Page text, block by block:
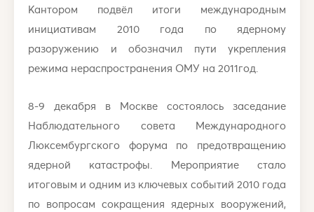
Кантором подвёл итоги международным
инициативам 2010 года по ядерному
разоружению и обозначил пути укрепления
режима нераспространения ОМУ на 2011год.
8-9 декабря в Москве состоялось заседание
Наблюдательного совета Международного
Люксембургского форума по предотвращению
ядерной катастрофы. Мероприятие стало
итоговым и одним из ключевых событий 2010 года
по вопросам сокращения ядерных вооружений,